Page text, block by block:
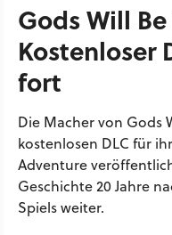
Gods Will
Kostenloser
fort
Die Macher von Gods
kostenlosen DLC für
Adventure
Geschichte 20 Jahre
Spiels weiter.